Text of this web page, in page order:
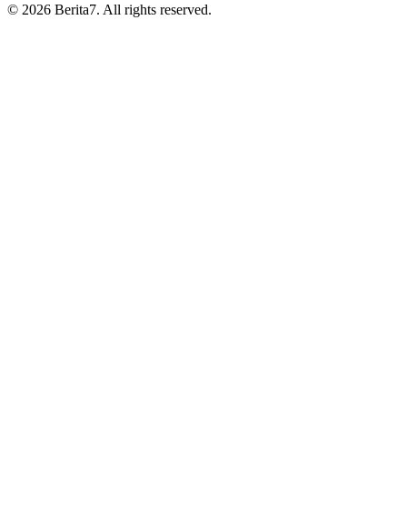
© 2026 Berita7. All rights reserved.